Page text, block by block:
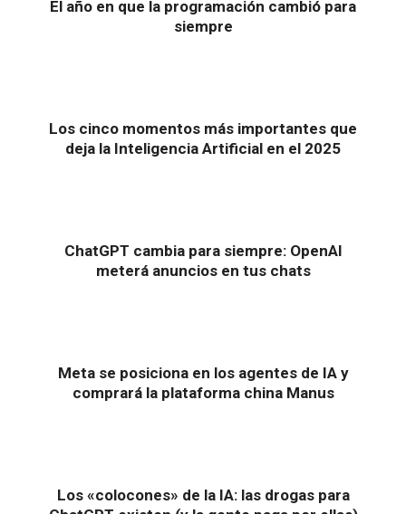
El año en que la programación cambió para
siempre
Los cinco momentos más importantes que
deja la Inteligencia Artificial en el 2025
ChatGPT cambia para siempre: OpenAI
meterá anuncios en tus chats
Meta se posiciona en los agentes de IA y
comprará la plataforma china Manus
Los «colocones» de la IA: las drogas para